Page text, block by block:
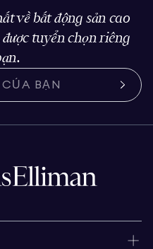
về bất động sản cao
tuyển chọn riêng